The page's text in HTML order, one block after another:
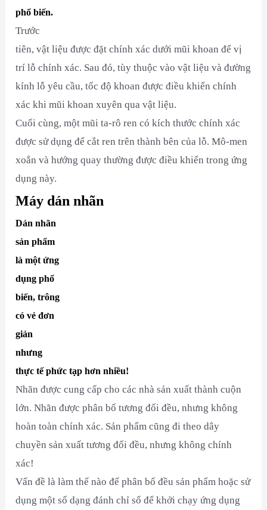
phổ biến.
Trước
tiên, vật liệu được đặt chính xác dưới mũi khoan để vị
trí lỗ chính xác. Sau đó, tùy thuộc vào vật liệu và đường
kính lỗ yêu cầu, tốc độ khoan được điều khiển chính
xác khi mũi khoan xuyên qua vật liệu.
Cuối cùng, một mũi ta-rô ren có kích thước chính xác
được sử dụng để cắt ren trên thành bên của lỗ. Mô-men
xoắn và hướng quay thường được điều khiển trong ứng
dụng này.
Máy dán nhãn
Dán nhãn
sản phẩm
là một ứng
dụng phổ
biến, trông
có vẻ đơn
giản
nhưng
thực tế phức tạp hơn nhiều!
Nhãn được cung cấp cho các nhà sản xuất thành cuộn
lớn. Nhãn được phân bố tương đối đều, nhưng không
hoàn toàn chính xác. Sản phẩm cũng đi theo dây
chuyền sản xuất tương đối đều, nhưng không chính
xác!
Vấn đề là làm thế nào để phân bố đều sản phẩm hoặc sử
dụng một số dạng đánh chỉ số để khởi chạy ứng dụng